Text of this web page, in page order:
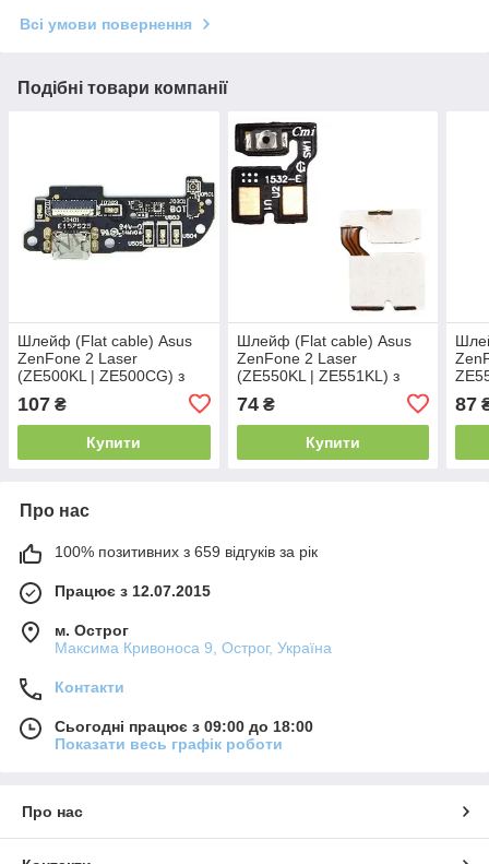
Всі умови повернення
Подібні товари компанії
Шлейф (Flat cable) Asus
ZenFone 2 Laser
(ZE500KL | ZE500CG) з
мікрофоном
107 ₴
Купити
Шлейф (Flat cable) Asus
ZenFone 2 Laser
(ZE550KL | ZE551KL) з
74₴
Купити
87
Про нас
100% позитивних з 659 відгуків за рік
Працює з 12.07.2015
м. Острог
Максима Кривоноса 9, Острог, Україна
Контакти
Сьогодні працює з 09:00 до 18:00
Показати весь графік роботи
Про нас